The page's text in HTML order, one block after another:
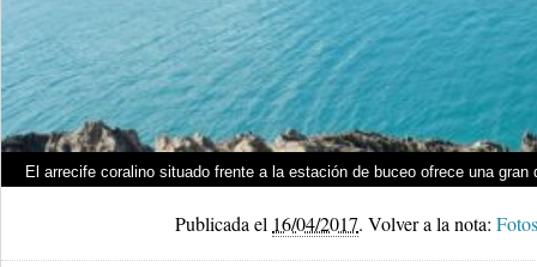
El arrecife coralino situado frente a la estación de buceo ofrece una
Publicada el 16/04/2017. Volver a la nota: